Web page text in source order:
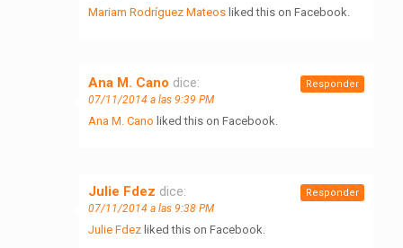
Mariam Rodríguez Mateos liked this on Facebook.
Ana M. Cano dice:
07/11/2014 a las 9:39 PM
Ana M. Cano liked this on Facebook.
Responder
Julie Fdez dice:
07/11/2014 a las 9:38 PM
Julie Fdez liked this on Facebook.
Responder